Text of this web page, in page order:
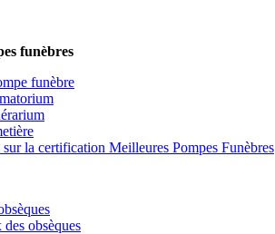
funèbres
funèbre
la certification Meilleures Pompes Funèbres
obsèques